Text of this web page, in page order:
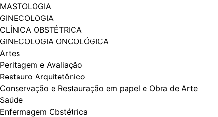
MASTOLOGIA
GINECOLOGIA
CLÍNICA OBSTÉTRICA
GINECOLOGIA ONCOLÓGICA
Artes
Peritagem e Avaliação
Restauro Arquitetônico
Conservação e Restauração em papel e Obra de Arte
Saúde
Enfermagem Obstétrica